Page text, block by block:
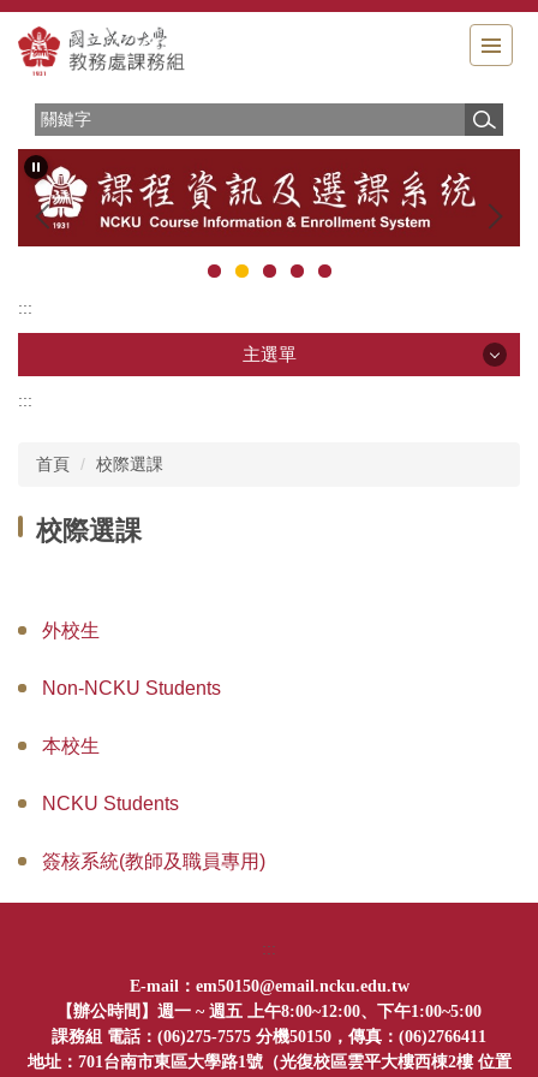
跳
到
主
區
:::
主選單
服務簡介
相關法規
學位考試
服務學習
校課程委員會
暑修資訊
校外實習
國內交換生
:::
首頁 校際選課
校際選課
外校生
Non-NCKU Students
本校生
NCKU Students
簽核系統(教師及職員專用)
:::
E-mail： em50150@email.ncku.edu.tw
【辦公時間】週一 ~ 週五 上午8:00~12:00、下午1:00~5:00
課務組 電話：(06)275-7575 分機50150，傳真：(06)2766411
地址：701台南市東區大學路1號（光復校區雲平大樓西棟2樓 位置